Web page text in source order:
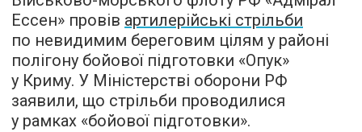
Ессен» провів артилерійські стрільби
по невидимим береговим цілям у районі
полігону бойової підготовки «Опук»
у Криму. У Міністерстві оборони РФ
заявили, що стрільби проводилися
у рамках «бойової підготовки».